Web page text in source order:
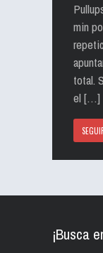
min
total.
el […]
¡Busca